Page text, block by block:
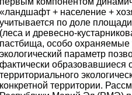
«ландшафт + население +
учитывается по доле
(леса и древесно-
пастбища, особо охраняемые
экологический параметр
фактически образовавшиеся
территориального
конкретной территории.